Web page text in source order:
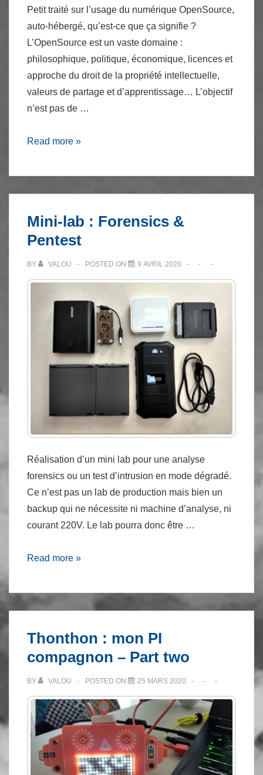
Petit traité sur l’usage du numérique OpenSource,
auto-hébergé, qu’est-ce que ça signifie ?
L’OpenSource est un vaste domaine :
philosophique, politique, économique, licences et
approche du droit de la propriété intellectuelle,
valeurs de partage et d’apprentissage… L’objectif
n’est pas de …
Comment
pourquoi
son
Cloud
Read more »
Mini-lab : Forensics &
Pentest
BY VALOU POSTED ON 9 AVRIL 2020
Réalisation d’un mini lab pour une analyse
forensics ou un test d’intrusion en mode dégradé.
Ce n’est pas un lab de production mais bien un
backup qui ne nécessite ni machine d’analyse, ni
courant 220V. Le lab pourra donc être …
Mini-
:
Pentest
Read more »
Thonthon : mon PI
compagnon – Part two
BY VALOU POSTED ON 25 MARS 2020